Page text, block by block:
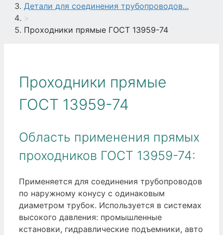
Детали для соединения трубопроводов...
>
Проходники прямые ГОСТ 13959-74
Проходники прямые
ГОСТ 13959-74
Область применения прямых
проходников ГОСТ 13959-74:
Применяется для соединения трубопроводов
по наружному конусу с одинаковым
диаметром трубок. Используется в системах
высокого давления: промышленные
кстановки, гидравлические подъемники, авто